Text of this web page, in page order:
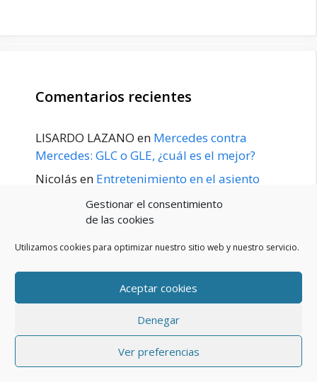
Gestionar el consentimiento
de las cookies
Utilizamos cookies para optimizar nuestro sitio web y nuestro servicio.
Aceptar cookies
Denegar
Ver preferencias
Comentarios recientes
LISARDO LAZANO en Mercedes contra
Mercedes: GLC o GLE, ¿cuál es el mejor?
Nicolás en Entretenimiento en el asiento
trasero para el GLE / GLS disponible a
principios de 2020
POLÍTICA DE PRIVACIDAD
Política de cookies (UE)
© 2026 Blog De Mercedes-Benz En Español
GeneratePress